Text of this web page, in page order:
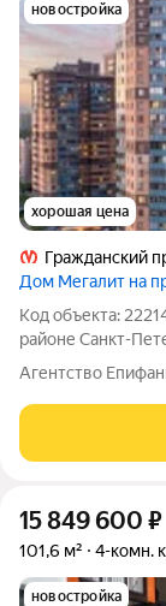
новостройка
хорошая цена
Гражданский
Дом Мегалит на
Код объекта:
районе Санкт-Петербурга Адрес:
улица Брянцева,
семьи? Эта
этаже может
Агентство
15 849 600 ₽
101,6 м² 4-комн.
новостройка